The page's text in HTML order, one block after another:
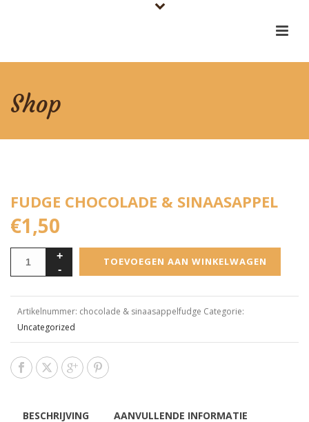
Shop
FUDGE CHOCOLADE & SINAASAPPEL
€1,50
TOEVOEGEN AAN WINKELWAGEN
Artikelnummer: chocolade & sinaasappelfudge Categorie:
Uncategorized
BESCHRIJVING AANVULLENDE INFORMATIE